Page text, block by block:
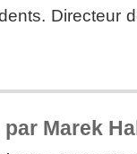
Directeur
Marek